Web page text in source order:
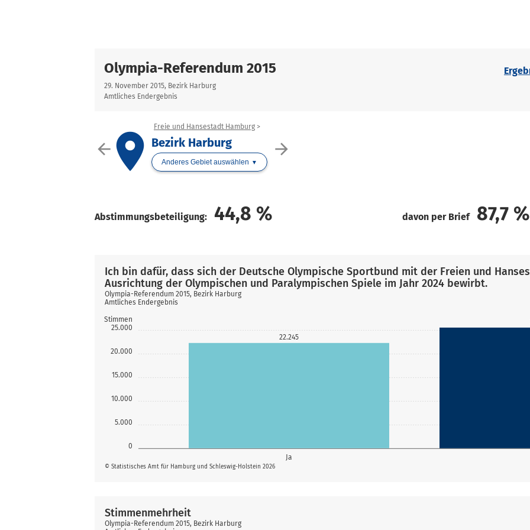
Olympia-Referendum 2015
29. November 2015, Bezirk Harburg
Amtliches Endergebnis
arrow_back arrow_forward
place
Freie und Hansestadt Hamburg
Bezirk Harburg
Anderes Gebiet auswählen
Abstimmungsbeteiligung: 44,8 % davon per Brief 87,7 %
0
5.000
10.000
15.000
20.000
25.000
Stimmen
Ja
22.245
© Statistisches Amt für Hamburg und Schleswig-Holstein 2026
Ich bin dafür, dass sich der Deutsche Olympische Sportbund mit der Freien und
Ausrichtung der Olympischen und Paralympischen Spiele im Jahr 2024 bewirbt.
Olympia-Referendum 2015, Bezirk Harburg
Amtliches Endergebnis
Stimmenmehrheit
Olympia-Referendum 2015, Bezirk Harburg